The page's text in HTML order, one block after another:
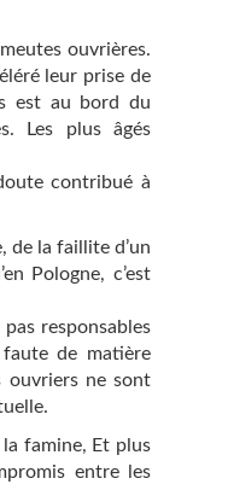
ouvrières.
leur prise de
est au bord du
Les plus âgés
contribué à
de la faillite d’un
Pologne, c’est
responsables
de matière
ouvriers ne sont
famine, Et plus
entre les